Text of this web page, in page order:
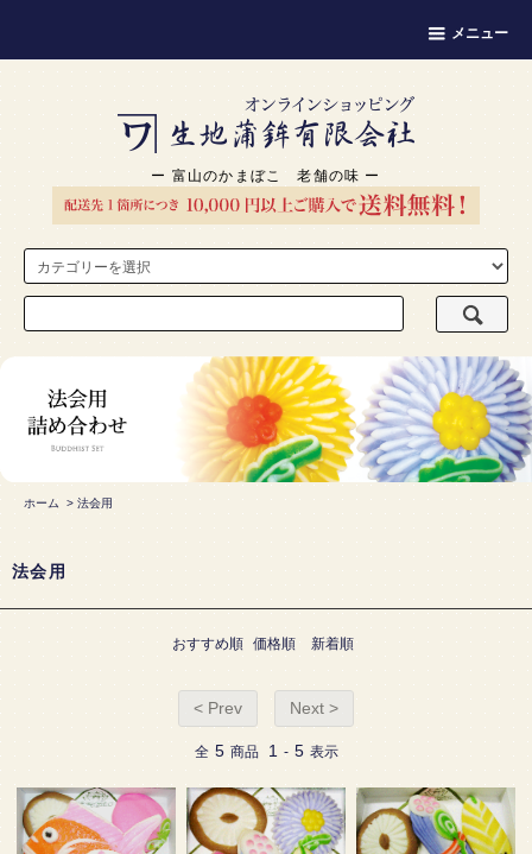
メニュー
ー 富山のかまぼこ 老舗の味 ー
ホーム > 法会用
法会用
おすすめ順 価格順 新着順
< Prev Next >
全 5 商品 1 - 5 表示